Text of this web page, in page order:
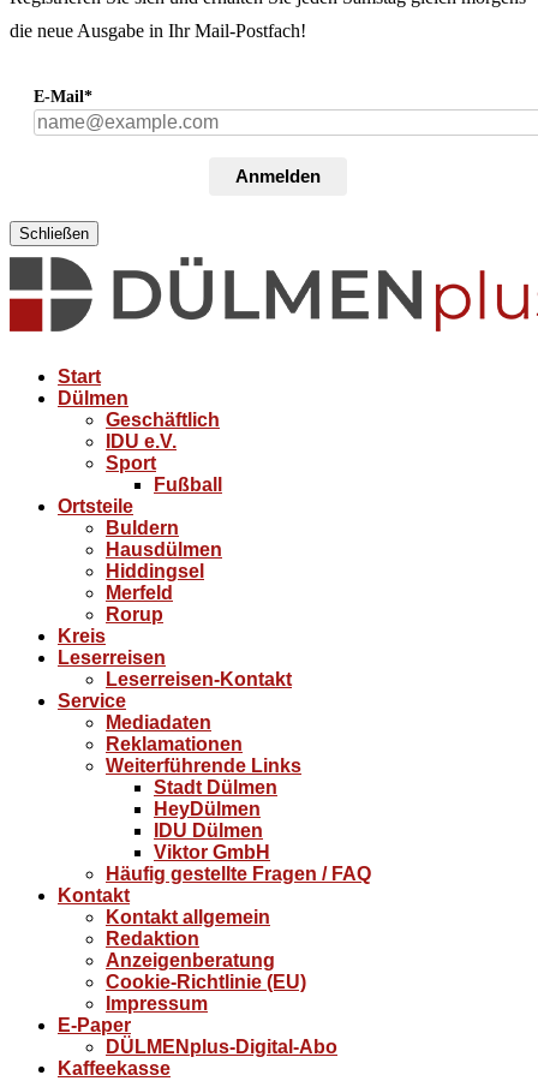
die neue Ausgabe in Ihr Mail-Postfach!
E-Mail*
Anmelden
Schließen
Start
Dülmen
Geschäftlich
IDU e.V.
Sport
Fußball
Ortsteile
Buldern
Hausdülmen
Hiddingsel
Merfeld
Rorup
Kreis
Leserreisen
Leserreisen-Kontakt
Service
Mediadaten
Reklamationen
Weiterführende Links
Stadt Dülmen
HeyDülmen
IDU Dülmen
Viktor GmbH
Häufig gestellte Fragen / FAQ
Kontakt
Kontakt allgemein
Redaktion
Anzeigenberatung
Cookie-Richtlinie (EU)
Impressum
E-Paper
DÜLMENplus-Digital-Abo
Kaffeekasse